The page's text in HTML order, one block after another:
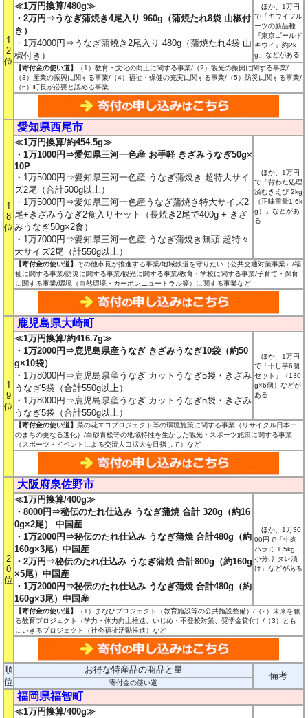
1
2
位
≪1万円換算/480g≫
・2万円⇒うなぎ蒲焼き4尾入り 960g（蒲焼たれ8袋 山椒付
き）
・1万4000円⇒うなぎ蒲焼き2尾入り 480g（蒲焼たれ4袋 山
椒付き）
ほか、1万円
で「キウイフル
ーツの新品種
『東京ゴールド
キウイ』約2k
g」などがある
【寄付金の使い道】
（1）教育・文化の向上に関する事業/（2）観光の振興に関する事業/
（3）産業の振興に関する事業/（4）福祉・保健の充実に関する事業/（5）防災に関する事業/
（6）町長が必要と認める事業
1
8
位
愛知県西尾市
≪1万円換算/約454.5g≫
・1万1000円⇒愛知県三河一色産 お手軽 きざみうなぎ50g×
10P
・1万5000円⇒愛知県三河一色産 うなぎ蒲焼き 超特大サイ
ズ2尾（合計500g以上）
・1万5000円⇒愛知県三河一色産うなぎ蒲焼き特大サイズ2
尾+きざみうなぎ2食入りセット（長焼き2尾で400g + きざ
みうなぎ50g×2食）
・1万7000円⇒愛知県三河一色産 うなぎ蒲焼き無頭 超特々
大サイズ2尾（計550g以上）
ほか、1万円
で「背わた処理
済むきえび 2kg
（正味重量1.6k
g）」などがあ
る
【寄付金の使い道】 その他市長が推進する事業/地域鉄道を守りたい（公共交通対策事業）/福
祉に関する事業/防災に関する事業/観光に関する事業/教育・学校に関する事業/子育て・保育
に関する事業/環境（自然環境・カーボンニュートラル等）に関する事業など
1
9
位
鹿児島県大崎町
≪1万円換算/約416.7g≫
・1万2000円⇒鹿児島県産うなぎ きざみうなぎ10袋（約50
g×10袋）
・1万8000円⇒鹿児島県産うなぎ カットうなぎ5袋・きざみ
うなぎ5袋（合計550g以上）
・1万8000円⇒鹿児島県産うなぎ カットうなぎ5袋・きざみ
うなぎ5袋（合計550g以上）
ほか、1万円
で「干し芋6個
セット」（130
g×6個）などが
ある
【寄付金の使い道】菜の花エコプロジェクト等の環境施策に関する事業（リサイクル日本一
のまちの更なる進化）/白砂青松等の地域特性を生かした観光・スポーツ施策に関する事業
（スポーツ・イベントによる交流人口拡大を目指して）など
2
0
位
大阪府泉佐野市
≪1万円換算/400g≫
・8000円⇒秘伝のたれ仕込み うなぎ蒲焼 合計 320g（約16
0g×2尾） 中国産
・1万2000円⇒秘伝のたれ仕込み うなぎ蒲焼 合計480g（約
160g×3尾）中国産
・2万円⇒秘伝のたれ仕込み うなぎ蒲焼 合計800g（約160g
×5尾）中国産
・1万2000円⇒秘伝のたれ仕込み うなぎ蒲焼 合計480g（約
160g×3尾）中国産
ほか、1万30
00円で「牛肉
ハラミ 1.5kg
小分け タレ漬
け」などがある
【寄付金の使い道】
（1）まなびプロジェクト（教育施設等の公共施設整備）/（2）未来を創
る教育プロジェクト（学力・体力向上推進、いじめ・不登校対策、奨学金貸付）/（3）とも
にいきるプロジェクト（社会福祉活動推進）など
順
位
お得な特産品の商品と量
備考
寄付金の使い道
福岡県福智町
≪1万円換算/400g≫